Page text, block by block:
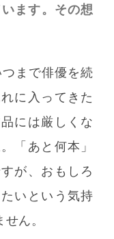
ます。その想
まで俳優を続
に入ってきた
には厳しくな
「あと何本」
が、おもしろ
いという気持
ん。